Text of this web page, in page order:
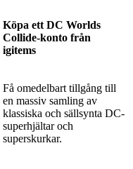
Köpa ett DC Worlds
Collide-konto från
igitems
Få omedelbart tillgång till
en massiv samling av
klassiska och sällsynta DC-
superhjältar och
superskurkar.